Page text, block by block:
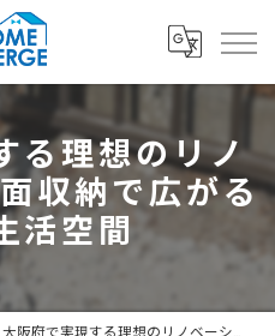
る理想のリノ
収納で広がる
活空間
大阪府で実現する理想のリノベーション: 壁面収納で広がる新しい生活空間